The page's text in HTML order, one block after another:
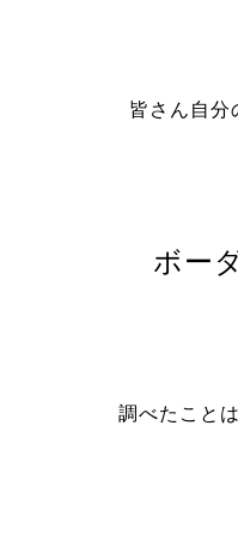
皆さん自分
ボー
調べたこと